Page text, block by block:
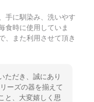
手に馴染み、洗いやす
食時に使用していま
、また利用させて頂き
ただき、誠にあり
ーズの器を揃えて
と、大変嬉しく思